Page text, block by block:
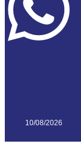
10/08/2026